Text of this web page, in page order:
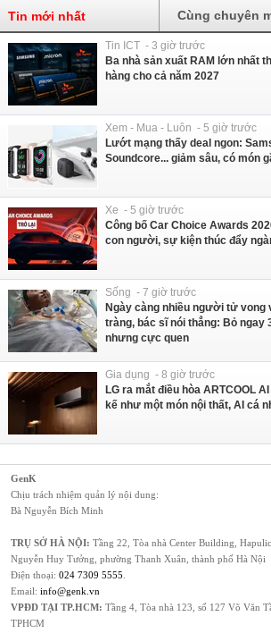
Tin mới nhất Cùng chuyên
Tin ICT - 3 giờ trước
Ba nhà sản xuất RAM lớn nhất
hàng cho cả năm 2027
Xem - Mua - Luôn - 5 giờ trước
Lướt mạng thấy deal ngon:
Soundcore... giảm sâu, có món
Xe - 5 giờ trước
Công bố Car Choice Awards
con người, sự kiện thúc đẩy
Sống - 7 giờ trước
Ngày càng nhiều người tử
tràng, bác sĩ nói thẳng: Bỏ
nhưng cực quen
Gia dụng - 8 giờ trước
LG ra mắt điều hòa ARTCOOL
kế như một món nội thất, AI cá
GenK
Chịu trách nhiệm quản lý nội dung:
Bà Nguyễn Bích Minh
TRỤ SỞ HÀ NỘI: Tầng 22, Tòa nhà Center Building,
Nguyễn Huy Tưởng, phường Thanh Xuân, thành phố Hà Nội
Điện thoại: 024 7309 5555.
Email: info@genk.vn
VPĐD TẠI TP.HCM: Tầng 4, Tòa nhà 123, số 127 Võ Văn
TPHCM